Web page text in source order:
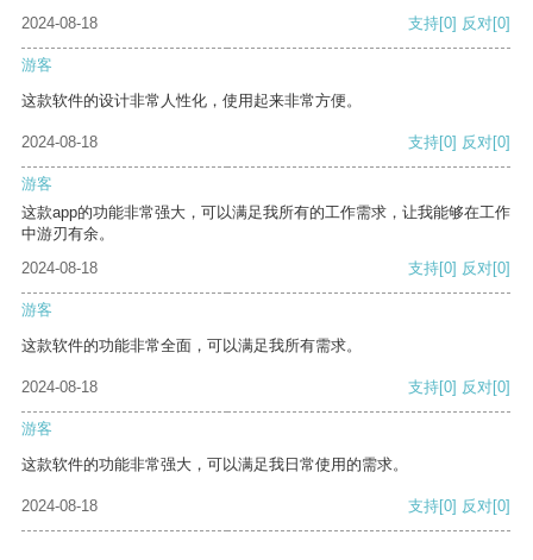
2024-08-18
支持[0] 反对[0]
游客
这款软件的设计非常人性化，使用起来非常方便。
2024-08-18 支持[0] 反对[0]
游客
这款app的功能非常强大，可以满足我所有的工作需求，让我能够在工作
中游刃有余。
2024-08-18
支持[0] 反对[0]
游客
这款软件的功能非常全面，可以满足我所有需求。
2024-08-18 支持[0] 反对[0]
游客
这款软件的功能非常强大，可以满足我日常使用的需求。
2024-08-18 支持[0] 反对[0]